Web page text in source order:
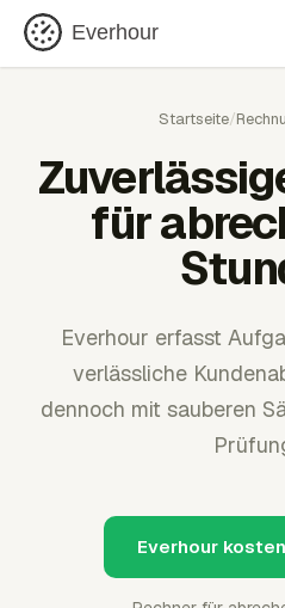
Everhour
Startseite/
für
Everhour erfasst
verlässliche
dennoch mit sauberen
Everhour